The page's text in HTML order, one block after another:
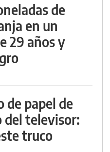
de
en un
29 años y
de papel de
del televisor:
truco